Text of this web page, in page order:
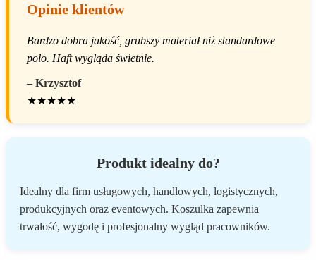
Opinie klientów
Bardzo dobra jakość, grubszy materiał niż standardowe
polo. Haft wygląda świetnie.
– Krzysztof
★★★★★
Produkt idealny do?
Idealny dla firm usługowych, handlowych, logistycznych,
produkcyjnych oraz eventowych. Koszulka zapewnia
trwałość, wygodę i profesjonalny wygląd pracowników.